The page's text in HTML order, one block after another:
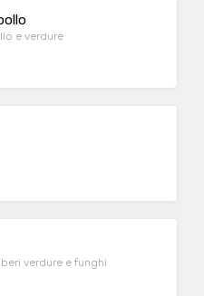
saltati con pollo e verdure
verdure e funghi